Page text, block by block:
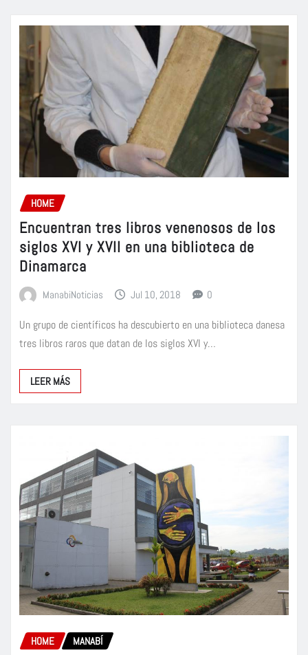
HOME
Encuentran tres libros venenosos de los
siglos XVI y XVII en una biblioteca de
Dinamarca
ManabiNoticias Jul 10, 2018 0
Un grupo de científicos ha descubierto en una biblioteca danesa
tres libros raros que datan de los siglos XVI y…
LEER MÁS
HOME MANABÍ